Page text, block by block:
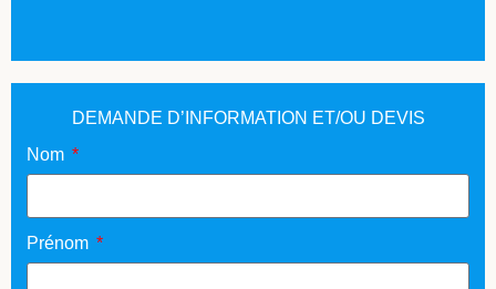
DEMANDE D’INFORMATION ET/OU DEVIS
Nom
Prénom